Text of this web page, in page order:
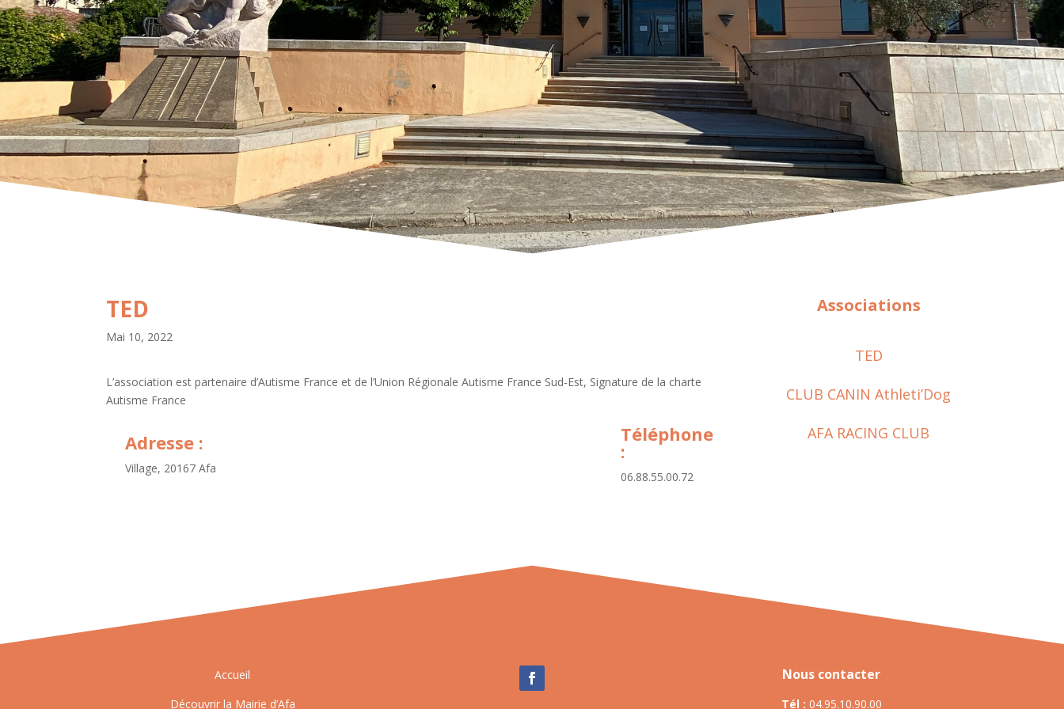
TED
Mai 10, 2022
L’association est partenaire d’Autisme France et de l’Union Régionale Autisme France Sud-Est, Signature de la charte
Autisme France
Adresse :
Village, 20167 Afa
Téléphone
:
06.88.55.00.72
Associations
TED
CLUB CANIN Athleti’Dog
AFA RACING CLUB
Accueil
Découvrir la Mairie d’Afa
Nous contacter
Tél : 04.95.10.90.00